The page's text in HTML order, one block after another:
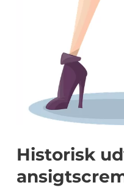
Historisk